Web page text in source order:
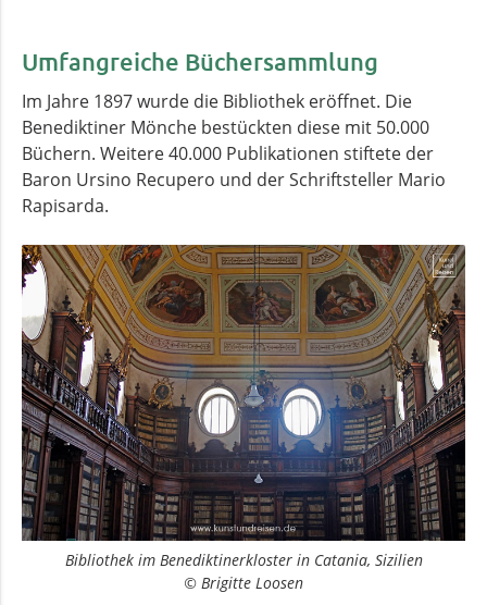
Umfangreiche Büchersammlung
Im Jahre 1897 wurde die Bibliothek eröffnet. Die
Benediktiner Mönche bestückten diese mit 50.000
Büchern. Weitere 40.000 Publikationen stiftete der
Baron Ursino Recupero und der Schriftsteller Mario
Rapisarda.
Bibliothek im Benediktinerkloster in Catania, Sizilien
© Brigitte Loosen